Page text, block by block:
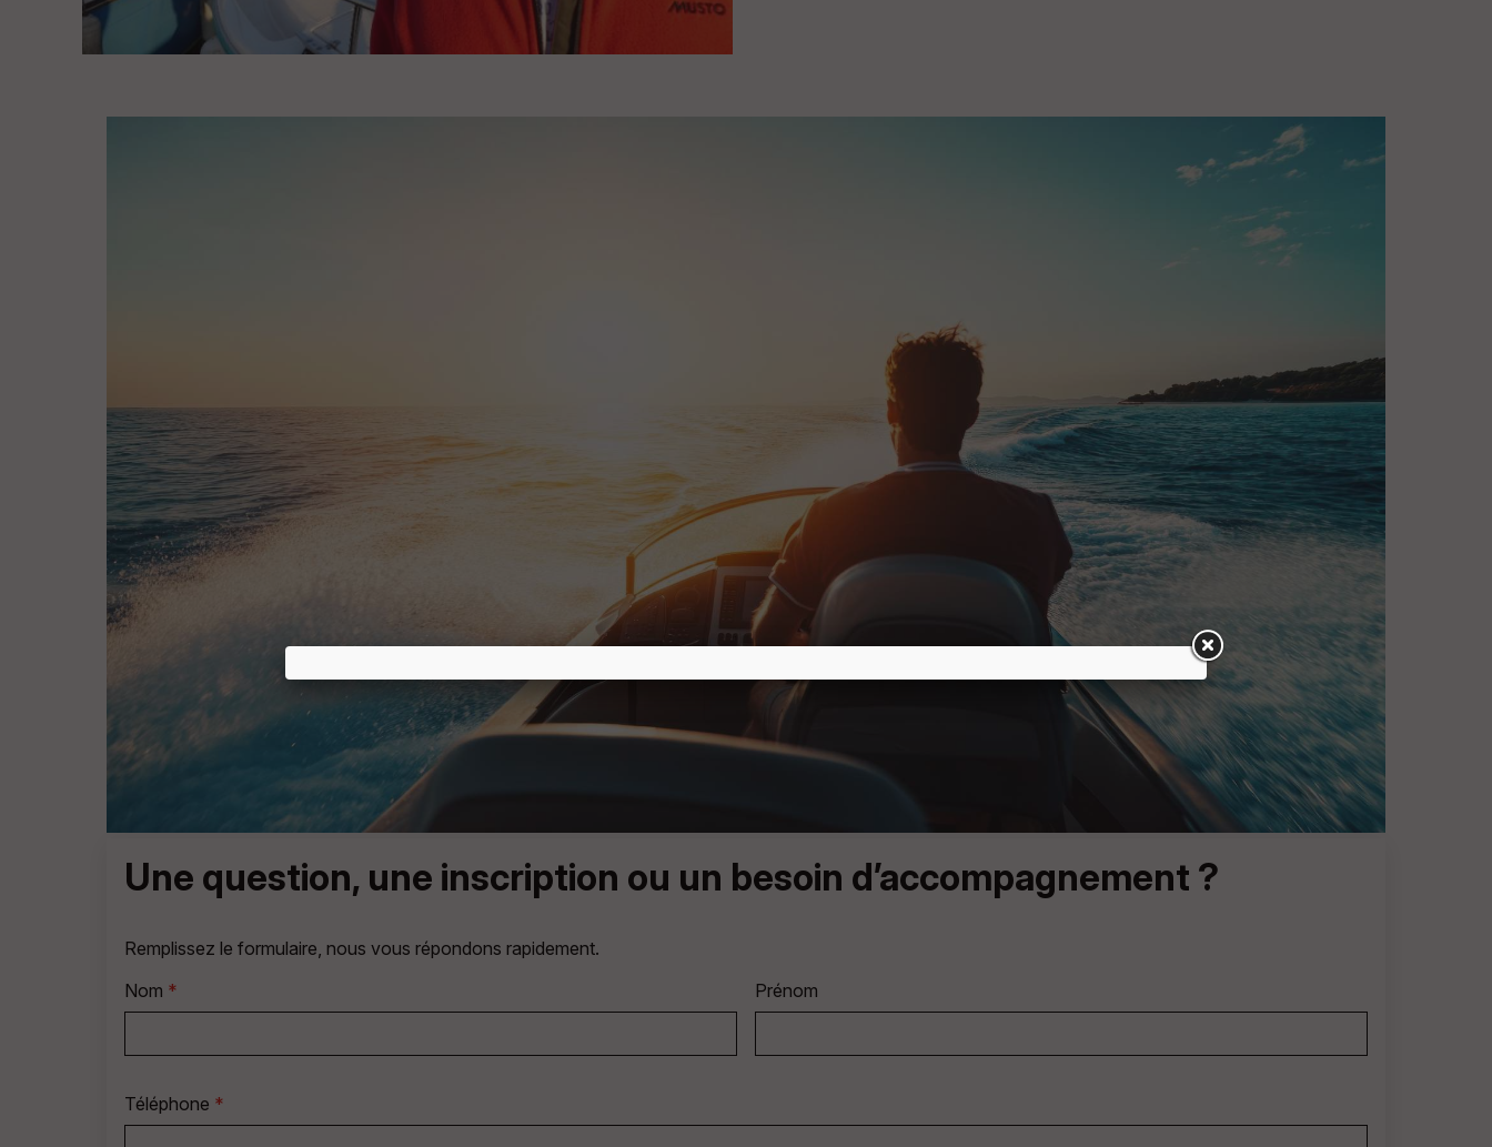
Une question, une inscription ou un besoin d’accompagnement ?
Remplissez le formulaire, nous vous répondons rapidement.
Nom * Prénom
Téléphone *